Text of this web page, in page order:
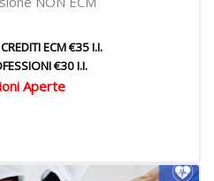
ECM €35 I.I.
€30 I.I.
Aperte